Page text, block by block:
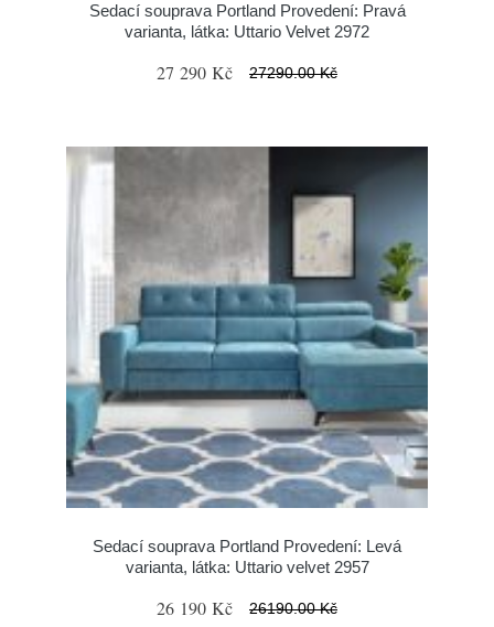
Sedací souprava Portland Provedení: Pravá
varianta, látka: Uttario Velvet 2972
27 290 Kč 27290.00 Kč
Sedací souprava Portland Provedení: Levá
varianta, látka: Uttario velvet 2957
26 190 Kč 26190.00 Kč